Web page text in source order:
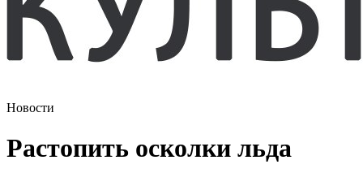
Новости
Растопить осколки льда